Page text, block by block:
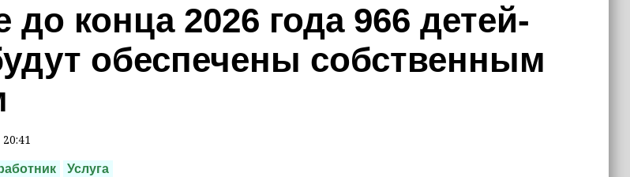
до конца 2026 года 966 детей-
обеспечены собственным
Услуга